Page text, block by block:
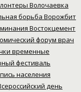
Волочаевка
борьба Ворожбит
Востокцемент
форум врач
временные
фестиваль
населения
день